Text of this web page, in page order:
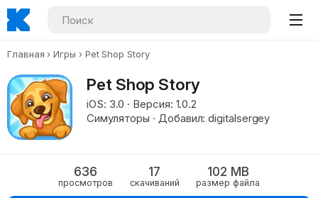
Главная Игры Pet Shop Story
Pet Shop Story
iOS: 3.0 · Версия: 1.0.2
Симуляторы · Добавил: digitalsergey
636
просмотров
17
скачиваний
102 MB
размер файла